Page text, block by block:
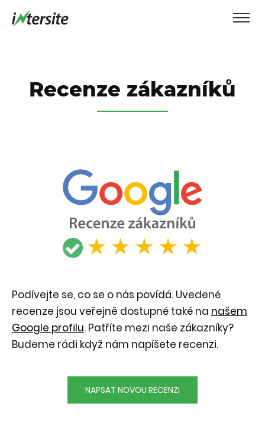
Recenze zákazníků
Podívejte se, co se o nás povídá. Uvedené
recenze jsou veřejně dostupné také na našem
Google profilu. Patříte mezi naše zákazníky?
Budeme rádi když nám napíšete recenzi.
NAPSAT NOVOU RECENZI